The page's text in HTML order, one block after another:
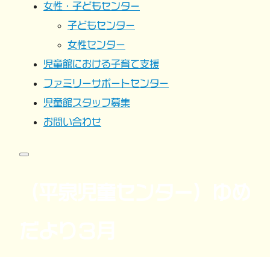
女性・子どもセンター
子どもセンター
女性センター
児童館における子育て支援
ファミリーサポートセンター
児童館スタッフ募集
お問い合わせ